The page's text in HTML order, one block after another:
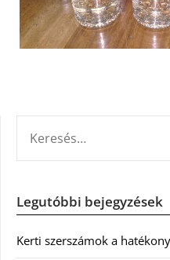
Legutóbbi bejegyzések
Kerti szerszámok a